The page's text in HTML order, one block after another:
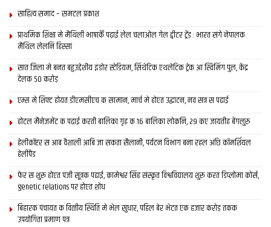
साहित्य समाद – समटल प्रकाश
प्राथमिक शि‍क्षा मे मैथि‍ली भाषाकेँ पढ़ाई लेल चलाओल गेल ट्वीटर ट्रेंड : भारत संगे नेपालक
मैथिल लेलनि हिस्सा
सात जिला मे बनत बहुउद्देशीय इंडोर स्‍टेडि‍यम, सिंथेटिक एथलेटिक ट्रेक आ स्विमिंग पुल, केंद्र
देलक 50 करोड़
एम्स मे शिफ्ट होयत डीएमसीएच क सामान, मार्च मे होएत उद्घाटन, नव सत्र स पढाई
होटल मैनेजमेंट क पढ़ाई करती बालिका गृह क 16 बालिका लोकनि, 29 कए जायतीह बेंगलुरु
हेलीकॉप्टर स आब वैशाली आबि जा सकता सैलानी, पर्यटन विभाग बना रहल अछि कॉमर्शियल
हेलीपैड
फेर स शुरू होएत पंजी सूत्रक पढाई, कामेश्वर सिंह संस्कृत विश्वविद्यालय शुरू करत डिप्लोमा कोर्स,
genetic relations पर होएत शोध
बिहारक पंचायत क वित्‍तीय स्थिति मे भेल सुधार, पहिल बेर भेटत एक हजार करोड़ तकक
उपयोगिता प्रमाण पत्र